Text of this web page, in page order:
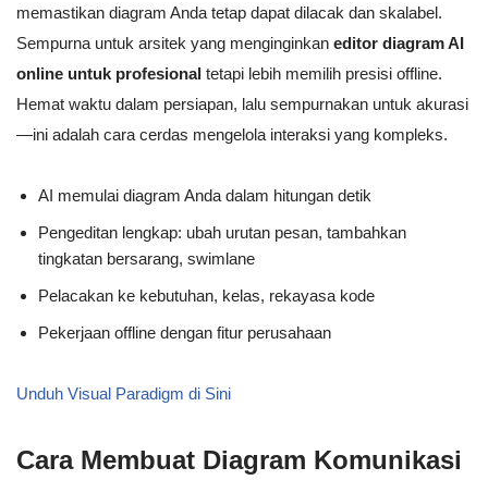
memastikan diagram Anda tetap dapat dilacak dan skalabel.
Sempurna untuk arsitek yang menginginkan editor diagram AI
online untuk profesional tetapi lebih memilih presisi offline.
Hemat waktu dalam persiapan, lalu sempurnakan untuk akurasi
—ini adalah cara cerdas mengelola interaksi yang kompleks.
AI memulai diagram Anda dalam hitungan detik
Pengeditan lengkap: ubah urutan pesan, tambahkan
tingkatan bersarang, swimlane
Pelacakan ke kebutuhan, kelas, rekayasa kode
Pekerjaan offline dengan fitur perusahaan
Unduh Visual Paradigm di Sini
Cara Membuat Diagram Komunikasi